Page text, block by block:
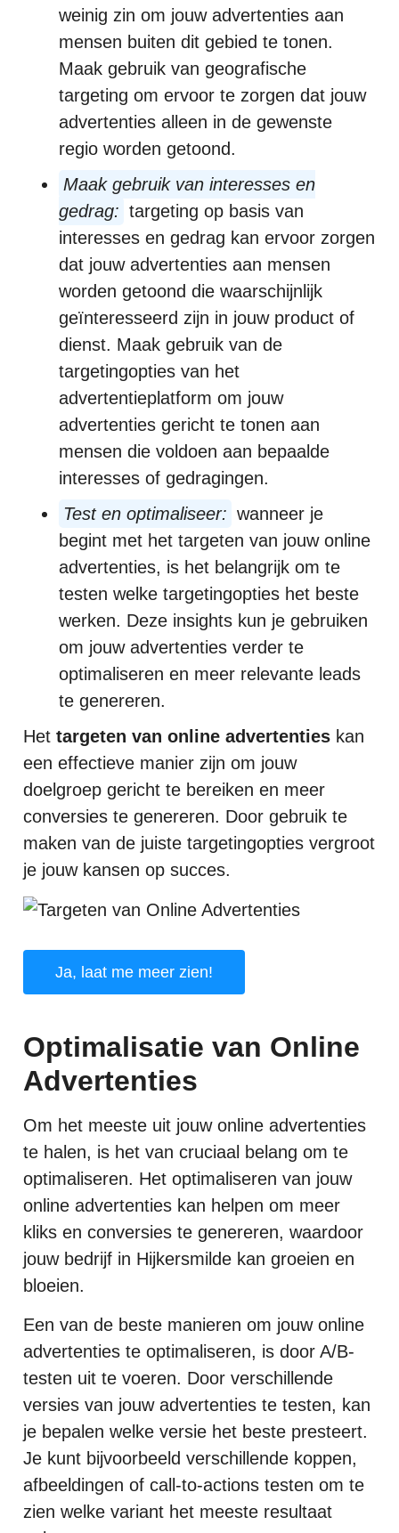
weinig zin om jouw advertenties aan
mensen buiten dit gebied te tonen.
Maak gebruik van geografische
targeting om ervoor te zorgen dat jouw
advertenties alleen in de gewenste
regio worden getoond.
Maak gebruik van interesses en
gedrag: targeting op basis van
interesses en gedrag kan ervoor zorgen
dat jouw advertenties aan mensen
worden getoond die waarschijnlijk
geïnteresseerd zijn in jouw product of
dienst. Maak gebruik van de
targetingopties van het
advertentieplatform om jouw
advertenties gericht te tonen aan
mensen die voldoen aan bepaalde
interesses of gedragingen.
Test en optimaliseer: wanneer je
begint met het targeten van jouw online
advertenties, is het belangrijk om te
testen welke targetingopties het beste
werken. Deze insights kun je gebruiken
om jouw advertenties verder te
optimaliseren en meer relevante leads
te genereren.
Het targeten van online advertenties kan
een effectieve manier zijn om jouw
doelgroep gericht te bereiken en meer
conversies te genereren. Door gebruik te
maken van de juiste targetingopties vergroot
je jouw kansen op succes.
Ja, laat me meer zien!
Optimalisatie van Online
Advertenties
Om het meeste uit jouw online advertenties
te halen, is het van cruciaal belang om te
optimaliseren. Het optimaliseren van jouw
online advertenties kan helpen om meer
kliks en conversies te genereren, waardoor
jouw bedrijf in Hijkersmilde kan groeien en
bloeien.
Een van de beste manieren om jouw online
advertenties te optimaliseren, is door A/B-
testen uit te voeren. Door verschillende
versies van jouw advertenties te testen, kan
je bepalen welke versie het beste presteert.
Je kunt bijvoorbeeld verschillende koppen,
afbeeldingen of call-to-actions testen om te
zien welke variant het meeste resultaat